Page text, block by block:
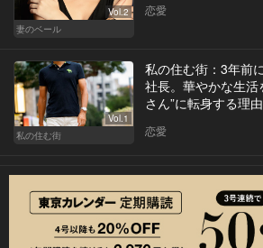
Vol.2
妻のベール
恋愛
Vol.1
私の住む街
私の住む街：3年前
社長。華やかな生活
さん”に転身する理由
恋愛